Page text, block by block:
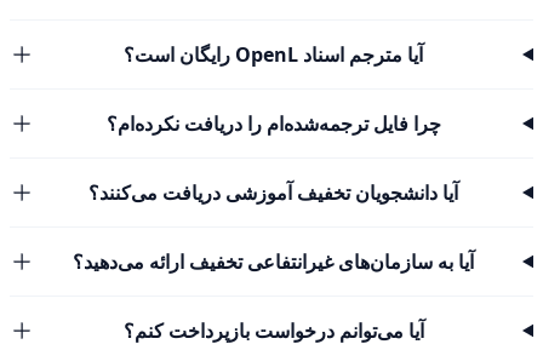
آیا مترجم اسناد OpenL رایگان است؟
چرا فایل ترجمه‌شده‌ام را دریافت نکرده‌ام؟
آیا دانشجویان تخفیف آموزشی دریافت می‌کنند؟
آیا به سازمان‌های غیرانتفاعی تخفیف ارائه می‌دهید؟
آیا می‌توانم درخواست بازپرداخت کنم؟